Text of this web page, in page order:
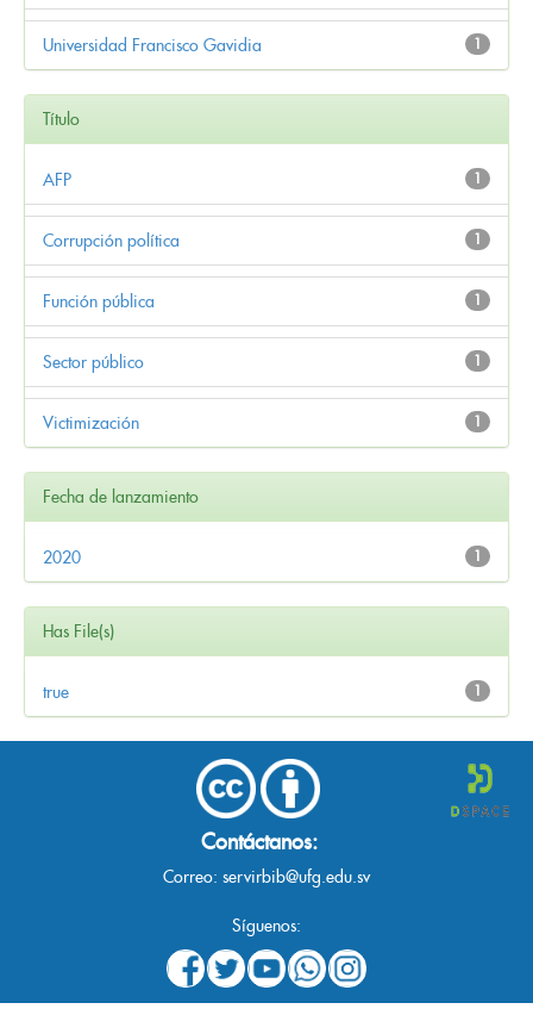
1
Universidad Francisco Gavidia
Título
1
AFP
1
Corrupción política
1
Función pública
1
Sector público
1
Victimización
Fecha de lanzamiento
1
2020
Has File(s)
1
true
Contáctanos:
Correo: servirbib@ufg.edu.sv
Síguenos: